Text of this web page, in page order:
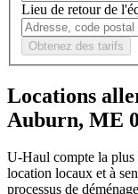
Lieu de retour de
Obtenez des tarifs
Locations
Auburn, ME
U-Haul compte la plus
location locaux et à
processus de